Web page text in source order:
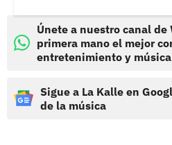
Únete a nuestro canal
primera mano el mejor
entretenimiento y música
Sigue a La Kalle en
de la música